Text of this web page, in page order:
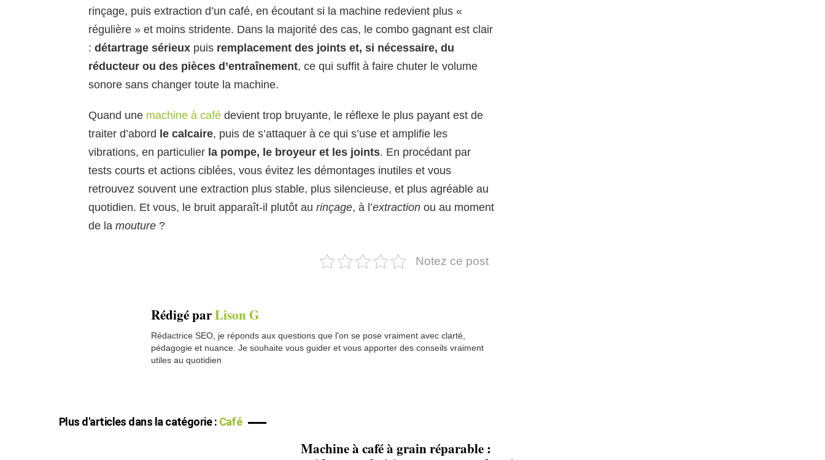
rinçage, puis extraction d’un café, en écoutant si la machine redevient plus «
régulière » et moins stridente. Dans la majorité des cas, le combo gagnant est clair
: détartrage sérieux puis remplacement des joints et, si nécessaire, du
réducteur ou des pièces d’entraînement, ce qui suffit à faire chuter le volume
sonore sans changer toute la machine.
Quand une machine à café devient trop bruyante, le réflexe le plus payant est de
traiter d’abord le calcaire, puis de s’attaquer à ce qui s’use et amplifie les
vibrations, en particulier la pompe, le broyeur et les joints. En procédant par
tests courts et actions ciblées, vous évitez les démontages inutiles et vous
retrouvez souvent une extraction plus stable, plus silencieuse, et plus agréable au
quotidien. Et vous, le bruit apparaît-il plutôt au rinçage, à l’extraction ou au moment
de la mouture ?
Notez ce post
Rédigé parLison G
Rédactrice SEO, je réponds aux questions que l'on se pose vraiment avec clarté,
pédagogie et nuance. Je souhaite vous guider et vous apporter des conseils vraiment
utiles au quotidien
Plus d'articles dans la catégorie : Café
Machine à café à grain réparable :